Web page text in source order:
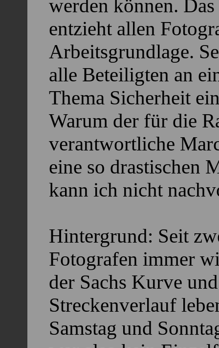
werden können.
entzieht allen
Arbeitsgrundlage.
alle Beteiligten an
Thema Sicherheit
Warum der für die
verantwortliche
eine so drastischen
kann ich nicht
Hintergrund: Seit
Fotografen immer
der Sachs Kurve
Streckenverlauf
Samstag und